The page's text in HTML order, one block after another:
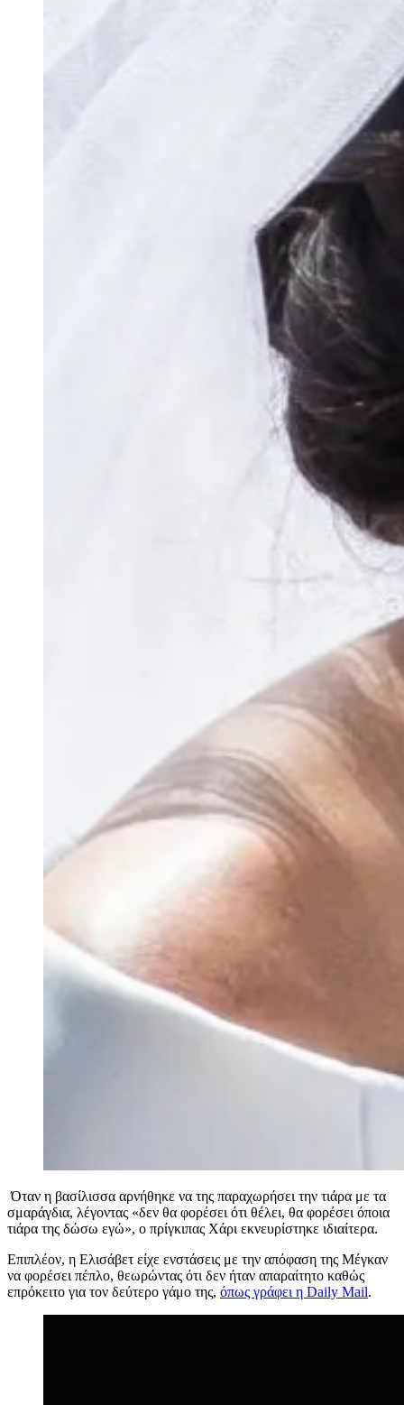
Όταν η βασίλισσα αρνήθηκε να της παραχωρήσει την τιάρα με τα
σμαράγδια, λέγοντας «δεν θα φορέσει ότι θέλει, θα φορέσει όποια
τιάρα της δώσω εγώ», ο πρίγκιπας Χάρι εκνευρίστηκε ιδιαίτερα.
Επιπλέον, η Ελισάβετ είχε ενστάσεις με την απόφαση της Μέγκαν
να φορέσει πέπλο, θεωρώντας ότι δεν ήταν απαραίτητο καθώς
επρόκειτο για τον δεύτερο γάμο της, όπως γράφει η Daily Mail.